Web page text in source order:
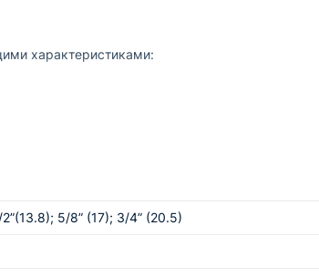
характеристиками:
занимающихся производством шин и
5/8” (17); 3/4” (20.5)